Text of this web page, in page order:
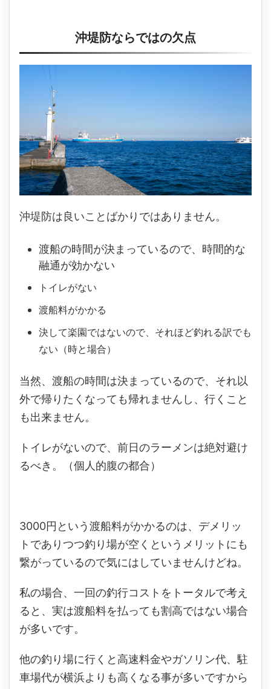
沖堤防ならではの欠点
沖堤防は良いことばかりではありません。
渡船の時間が決まっているので、時間的な
融通が効かない
トイレがない
渡船料がかかる
決して楽園ではないので、それほど釣れる訳でも
ない（時と場合）
当然、渡船の時間は決まっているので、それ以
外で帰りたくなっても帰れませんし、行くこと
も出来ません。
トイレがないので、前日のラーメンは絶対避け
るべき。（個人的腹の都合）
3000円という渡船料がかかるのは、デメリッ
トでありつつ釣り場が空くというメリットにも
繋がっているので気にはしていませんけどね。
私の場合、一回の釣行コストをトータルで考え
ると、実は渡船料を払っても割高ではない場合
が多いです。
他の釣り場に行くと高速料金やガソリン代、駐
車場代が横浜よりも高くなる事が多いですから